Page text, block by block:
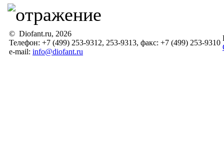
© Diofant.ru, 2026
Телефон: +7 (499) 253-9312, 253-9313, факс: +7 (499) 253-9310
e-mail: info@diofant.ru